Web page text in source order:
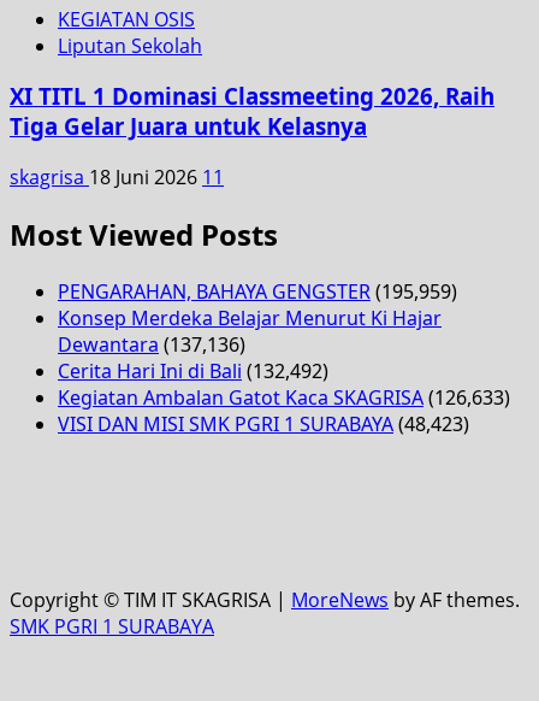
KEGIATAN OSIS
Liputan Sekolah
XI TITL 1 Dominasi Classmeeting 2026, Raih
Tiga Gelar Juara untuk Kelasnya
skagrisa 18 Juni 2026 11
Most Viewed Posts
PENGARAHAN, BAHAYA GENGSTER(195,959)
Konsep Merdeka Belajar Menurut Ki Hajar
Dewantara (137,136)
Cerita Hari Ini di Bali (132,492)
Kegiatan Ambalan Gatot Kaca SKAGRISA(126,633)
VISI DAN MISI SMK PGRI 1 SURABAYA(48,423)
Copyright © TIM IT SKAGRISA | MoreNews by AF themes.
SMK PGRI 1 SURABAYA